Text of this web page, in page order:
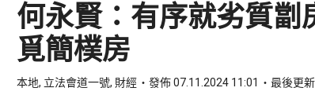
何永賢：有序就劣質
覓簡樸房
本地, 立法會道一號, 財經 發佈 07.11.2024 11:01 最後更